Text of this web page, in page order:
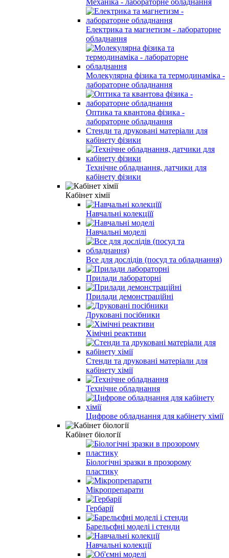
Електрика та магнетизм - лабораторне
обладнання
Молекулярна фізика та термодинаміка -
лабораторне обладнання
Оптика та квантова фізика -
лабораторне обладнання
Стенди та друковані матеріали для
кабінету фізики
Технічне обладнання, датчики для
кабінету фізики
Кабінет хімії
Навчальні колекціїї
Навчальні моделі
Все для дослідів (посуд та обладнання)
Прилади лабораторні
Прилади демонстраційні
Друковані посібники
Хімічні реактиви
Стенди та друковані матеріали для
кабінету хімії
Технічне обладнання
Цифрове обладнання для кабінету хімії
Кабінет біології
Біологічні зразки в прозорому
пластику
Мікропрепарати
Гербарії
Барельєфні моделі і стенди
Навчальні колекції